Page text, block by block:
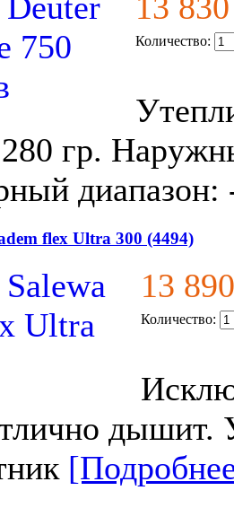
Количество:
гр.
flex Ultra 300 (4494)
13
Количество: